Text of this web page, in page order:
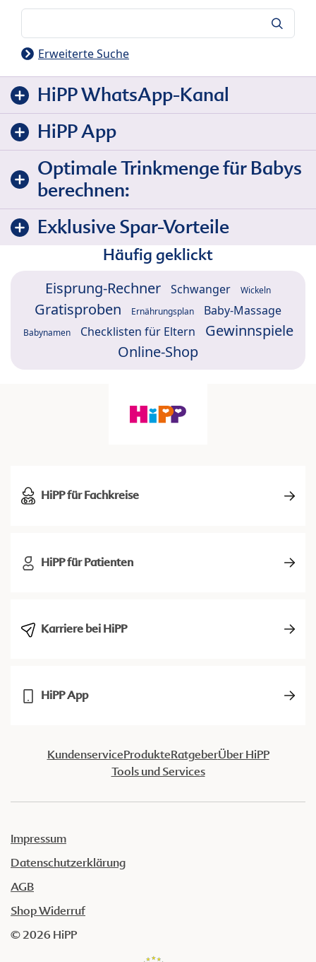
Erweiterte Suche
HiPP WhatsApp-Kanal
HiPP App
Optimale Trinkmenge für Babys
berechnen:
Exklusive Spar-Vorteile
Häufig geklickt
Eisprung-Rechner Schwanger Wickeln
Gratisproben Ernährungsplan Baby-Massage
Babynamen Checklisten für Eltern
Gewinnspiele
Online-Shop
HiPP für Fachkreise
HiPP für Patienten
Karriere bei HiPP
HiPP App
KundenserviceProdukteRatgeberÜber HiPP
Tools und Services
Impressum
Datenschutzerklärung
AGB
Shop Widerruf
© 2026 HiPP